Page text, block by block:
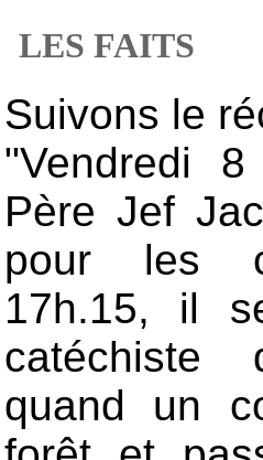
LES FAITS
Suivons le
"Vendredi
Père Jef
pour les
17h.15, il
catéchiste
quand un